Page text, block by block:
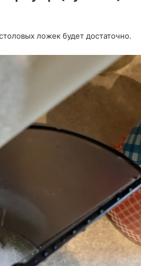
ложек будет достаточно.